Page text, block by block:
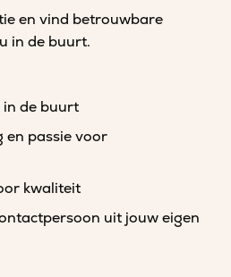
en vind betrouwbare
in de buurt.
de buurt
passie voor
kwaliteit
uit jouw eigen